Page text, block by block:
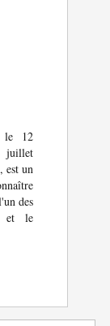
le 12
juillet
est un
des
et le